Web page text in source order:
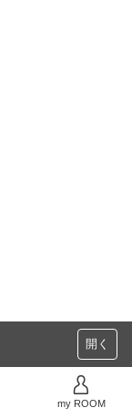
開く
my ROOM